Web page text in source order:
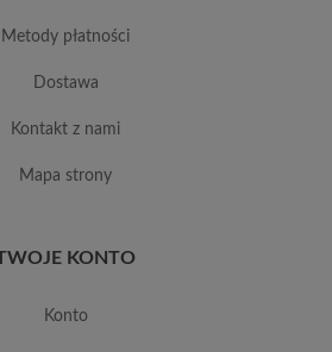
metody płatności
dostawa
kontakt z nami
mapa strony
KONTO
konto